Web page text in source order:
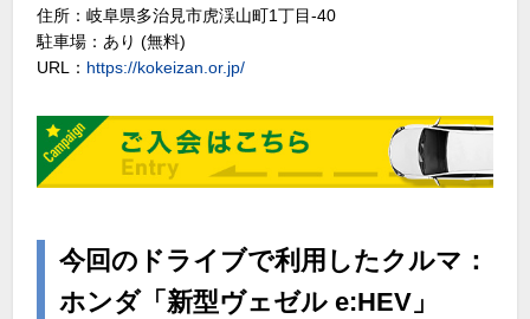
住所：岐阜県多治見市虎渓山町1丁目-40
駐車場：あり (無料)
URL： https://kokeizan.or.jp/
今回のドライブで利用したクルマ：
ホンダ「新型ヴェゼル e:HEV」